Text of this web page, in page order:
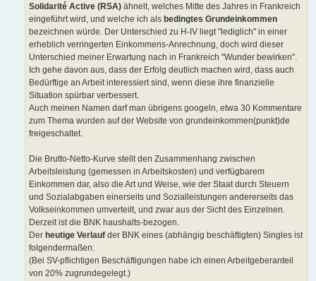
Solidarité Active (RSA) ähnelt, welches Mitte des Jahres in Frankreich
eingeführt wird, und welche ich als bedingtes Grundeinkommen
bezeichnen würde. Der Unterschied zu H-IV liegt "lediglich" in einer
erheblich verringerten Einkommens-Anrechnung, doch wird dieser
Unterschied meiner Erwartung nach in Frankreich "Wunder bewirken".
Ich gehe davon aus, dass der Erfolg deutlich machen wird, dass auch
Bedürftige an Arbeit interessiert sind, wenn diese ihre finanzielle
Situation spürbar verbessert.
Auch meinen Namen darf man übrigens googeln, etwa 30 Kommentare
zum Thema wurden auf der Website von grundeinkommen(punkt)de
freigeschaltet.
Die Brutto-Netto-Kurve stellt den Zusammenhang zwischen
Arbeitsleistung (gemessen in Arbeitskosten) und verfügbarem
Einkommen dar, also die Art und Weise, wie der Staat durch Steuern
und Sozialabgaben einerseits und Sozialleistungen andererseits das
Volkseinkommen umverteilt, und zwar aus der Sicht des Einzelnen.
Derzeit ist die BNK haushalts-bezogen.
Der heutige Verlauf der BNK eines (abhängig beschäftigten) Singles ist
folgendermaßen:
(Bei SV-pflichtigen Beschäftigungen habe ich einen Arbeitgeberanteil
von 20% zugrundegelegt.)